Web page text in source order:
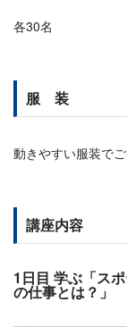
各30名
服 装
動きやすい服装でご
講座内容
1日目 学ぶ「ス
の仕事とは？」